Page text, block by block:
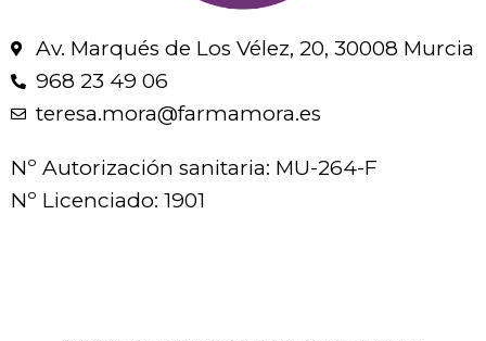
Av. Marqués de Los Vélez, 20, 30008 Murcia
968 23 49 06
teresa.mora@farmamora.es
Nº Autorización sanitaria: MU-264-F
Nº Licenciado: 1901